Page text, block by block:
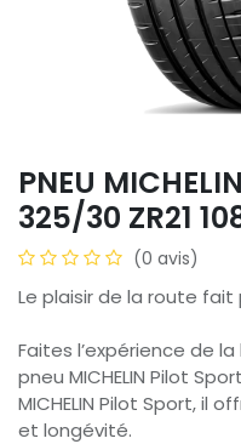
PNEU
325/30 ZR21
(0 avis)
Le plaisir de la route fait
Faites l’expérience de
pneu MICHELIN Pilot
MICHELIN Pilot Sport, il
et longévité.